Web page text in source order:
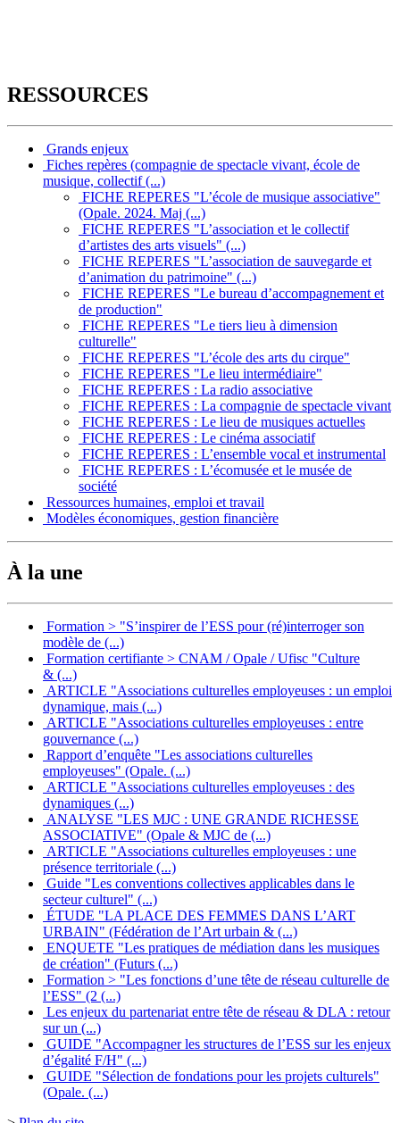
RESSOURCES
Grands enjeux
Fiches repères (compagnie de spectacle vivant, école de
musique, collectif (...)
FICHE REPERES "L’école de musique associative"
(Opale. 2024. Maj (...)
FICHE REPERES "L’association et le collectif
d’artistes des arts visuels" (...)
FICHE REPERES "L’association de sauvegarde et
d’animation du patrimoine" (...)
FICHE REPERES "Le bureau d’accompagnement et
de production"
FICHE REPERES "Le tiers lieu à dimension
culturelle"
FICHE REPERES "L’école des arts du cirque"
FICHE REPERES "Le lieu intermédiaire"
FICHE REPERES : La radio associative
FICHE REPERES : La compagnie de spectacle vivant
FICHE REPERES : Le lieu de musiques actuelles
FICHE REPERES : Le cinéma associatif
FICHE REPERES : L’ensemble vocal et instrumental
FICHE REPERES : L’écomusée et le musée de
société
Ressources humaines, emploi et travail
Modèles économiques, gestion financière
À la une
Formation > "S’inspirer de l’ESS pour (ré)interroger son
modèle de (...)
Formation certifiante > CNAM / Opale / Ufisc "Culture
& (...)
ARTICLE "Associations culturelles employeuses : un emploi
dynamique, mais (...)
ARTICLE "Associations culturelles employeuses : entre
gouvernance (...)
Rapport d’enquête "Les associations culturelles
employeuses" (Opale. (...)
ARTICLE "Associations culturelles employeuses : des
dynamiques (...)
ANALYSE "LES MJC : UNE GRANDE RICHESSE
ASSOCIATIVE" (Opale & MJC de (...)
ARTICLE "Associations culturelles employeuses : une
présence territoriale (...)
Guide "Les conventions collectives applicables dans le
secteur culturel" (...)
ÉTUDE "LA PLACE DES FEMMES DANS L’ART
URBAIN" (Fédération de l’Art urbain & (...)
ENQUETE "Les pratiques de médiation dans les musiques
de création" (Futurs (...)
Formation > "Les fonctions d’une tête de réseau culturelle de
l’ESS" (2 (...)
Les enjeux du partenariat entre tête de réseau & DLA : retour
sur un (...)
GUIDE "Accompagner les structures de l’ESS sur les enjeux
d’égalité F/H" (...)
GUIDE "Sélection de fondations pour les projets culturels"
(Opale. (...)